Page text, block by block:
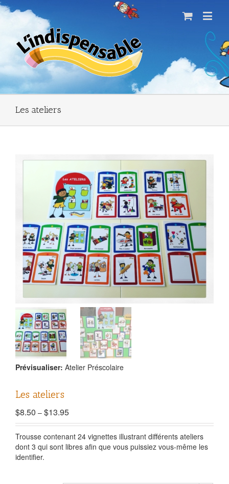
Les ateliers
Prévisualiser: Atelier Préscolaire
Les ateliers
$8.50 – $13.95
Trousse contenant 24 vignettes illustrant différents ateliers
dont 3 qui sont libres afin que vous puissiez vous-même les
identifier.